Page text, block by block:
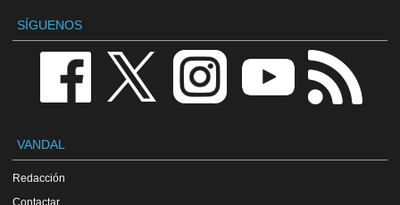
SÍGUENOS
VANDAL
Redacción
Contactar